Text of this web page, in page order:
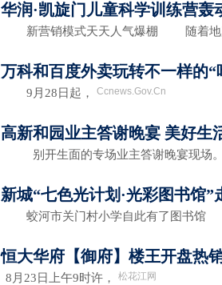
华润·凯旋门儿童科学训练营轰
新营销模式天天人气爆棚 随着地
万科和百度外卖玩转不一样的“
9月28日起， Ccnews.Gov.Cn
高新和园业主答谢晚宴 美好生
别开生面的专场业主答谢晚宴现场。
新城“七色光计划·光彩图书馆”
蛟河市关门村小学自此有了图书
恒大华府【御府】楼王开盘热
8月23日上午9时许， 松花江网